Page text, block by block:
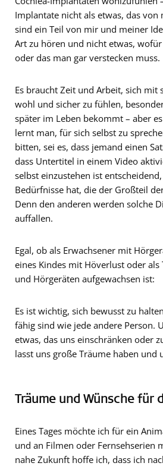
Implantate nicht als etwas, das von
sind ein Teil von mir und meiner
Art zu hören und nicht etwas,
oder das man gar verstecken muss.
Es braucht Zeit und Arbeit, sich mit
wohl und sicher zu fühlen,
später im Leben bekommt – aber
lernt man, für sich selbst zu
bitten, sei es, dass jemand einen
dass Untertitel in einem Video
selbst einzustehen ist
Bedürfnisse hat, die der Großteil
Denn den anderen werden solche
auffallen.
Egal, ob als Erwachsener mit
eines Kindes mit Höverlust oder als
und Hörgeräten aufgewachsen ist:
Es ist wichtig, sich bewusst zu
fähig sind wie jede andere Person.
etwas, das uns einschränken oder
lasst uns große Träume haben und
Träume und Wünsche für
Eines Tages möchte ich für ein
und an Filmen oder Fernsehserien
nahe Zukunft hoffe ich, dass ich